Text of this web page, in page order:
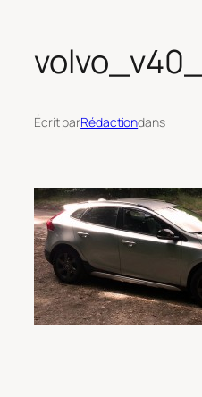
Écrit parRédactiondans